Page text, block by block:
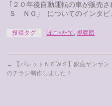
｢２０年後自動運転の車が販売
Ｓ ＮＯ｣ についてのインタビ
投稿タグ ほこ×たて,視察団
←
【パレットＮＥＷＳ】銀座ヤンヤン
のチラシ制作しました！